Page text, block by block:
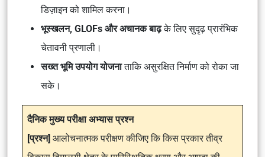
डिज़ाइन को शामिल करना।
भूस्खलन, GLOFs और अचानक बाढ़के लिए सुदृढ़ प्रारंभिक
चेतावनी प्रणाली।
सख्त भूमि उपयोग योजनाताकि असुरक्षित निर्माण को रोका जा
सके।
दैनिक मुख्य परीक्षा अभ्यास प्रश्न
[प्रश्न] आलोचनात्मक परीक्षण कीजिए कि किस प्रकार तीव्र